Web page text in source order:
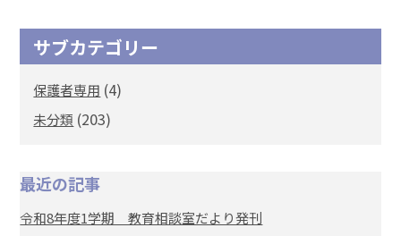
サブカテゴリー
保護者専用 (4)
未分類 (203)
最近の記事
令和8年度1学期 教育相談室だより発刊